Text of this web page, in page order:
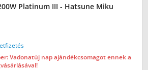
Platinum III - Hatsune Miku
Vadonatúj nap ajándékcsomagot ennek a